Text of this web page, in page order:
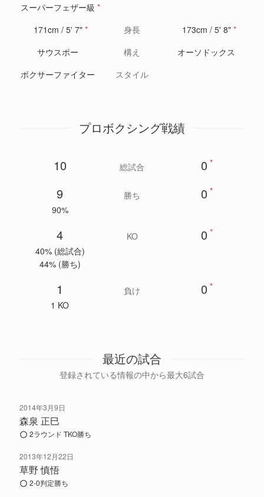
スーパーフェザー級 *
171cm / 5' 7" * 身長 173cm / 5' 8" *
サウスポー
構え
オーソドックス
ボクサーファイター
スタイル
プロボクシング戦績
10 総試合 0 *
9
90%
勝ち 0 *
4
40% (総試合)
44% (勝ち)
KO 0 *
1
1 KO
負け 0 *
最近の試合
登録されている情報の中から最大6試合
2014年3月9日
森泉 正巳
2ラウンド TKO勝ち
2013年12月22日
草野 慎悟
2-0判定勝ち